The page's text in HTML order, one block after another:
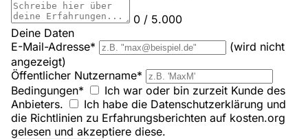
0 / 5.000
Deine Daten
E-Mail-Adresse*
(wird nicht
angezeigt)
Öffentlicher Nutzername*
Bedingungen*
Ich war oder bin zurzeit Kunde des
Anbieters.
Ich habe die Datenschutzerklärung und
die Richtlinien zu Erfahrungsberichten auf kosten.org
gelesen und akzeptiere diese.